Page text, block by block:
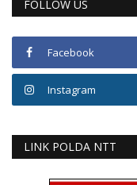
FOLLOW US
Facebook
Instagram
LINK POLDA NTT